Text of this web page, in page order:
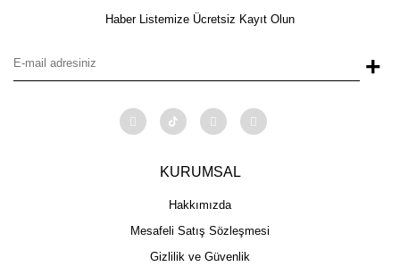
Haber Listemize Ücretsiz Kayıt Olun
+
KURUMSAL
Hakkımızda
Mesafeli Satış Sözleşmesi
Gizlilik ve Güvenlik